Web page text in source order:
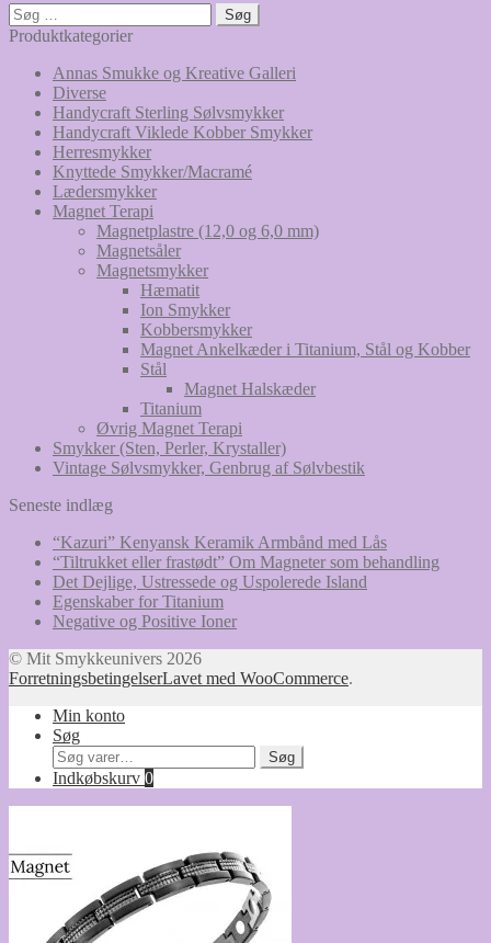
Søg
efter:
Produktkategorier
Annas Smukke og Kreative Galleri
Diverse
Handycraft Sterling Sølvsmykker
Handycraft Viklede Kobber Smykker
Herresmykker
Knyttede Smykker/Macramé
Lædersmykker
Magnet Terapi
Magnetplastre (12,0 og 6,0 mm)
Magnetsåler
Magnetsmykker
Hæmatit
Ion Smykker
Kobbersmykker
Magnet Ankelkæder i Titanium, Stål og Kobber
Stål
Magnet Halskæder
Titanium
Øvrig Magnet Terapi
Smykker (Sten, Perler, Krystaller)
Vintage Sølvsmykker, Genbrug af Sølvbestik
Seneste indlæg
“Kazuri” Kenyansk Keramik Armbånd med Lås
“Tiltrukket eller frastødt” Om Magneter som behandling
Det Dejlige, Ustressede og Uspolerede Island
Egenskaber for Titanium
Negative og Positive Ioner
© Mit Smykkeunivers 2026
ForretningsbetingelserLavet med WooCommerce.
Min konto
Søg
Søg
efter:
Søg
Indkøbskurv 0